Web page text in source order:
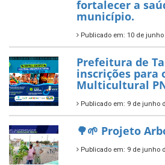
7 de novembro de
ÚLTIMAS NOTÍCIAS
Tamandaré
Diamante do
segundo ano
reafirma
Publicado em: 10 de junho